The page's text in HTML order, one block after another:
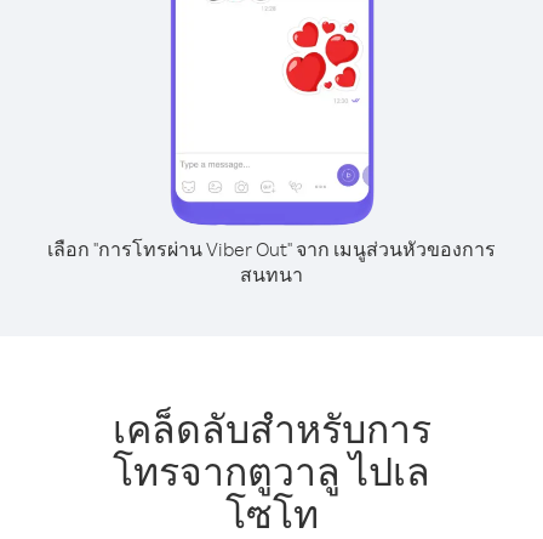
เลือก "การโทรผ่าน Viber Out" จาก เมนูส่วนหัวของการ
สนทนา
เคล็ดลับสำหรับการ
โทรจากตูวาลู ไปเล
โซโท